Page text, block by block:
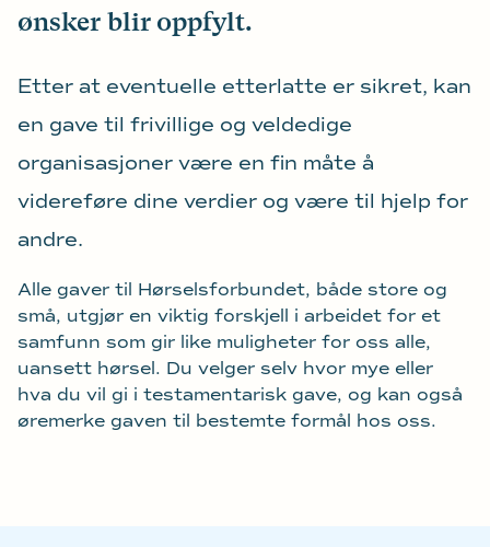
ønsker blir oppfylt.
Etter at eventuelle etterlatte er sikret, kan
en gave til frivillige og veldedige
organisasjoner være en fin måte å
videreføre dine verdier og være til hjelp for
andre.
Alle gaver til Hørselsforbundet, både store og
små, utgjør en viktig forskjell i arbeidet for et
samfunn som gir like muligheter for oss alle,
uansett hørsel. Du velger selv hvor mye eller
hva du vil gi i testamentarisk gave, og kan også
øremerke gaven til bestemte formål hos oss.